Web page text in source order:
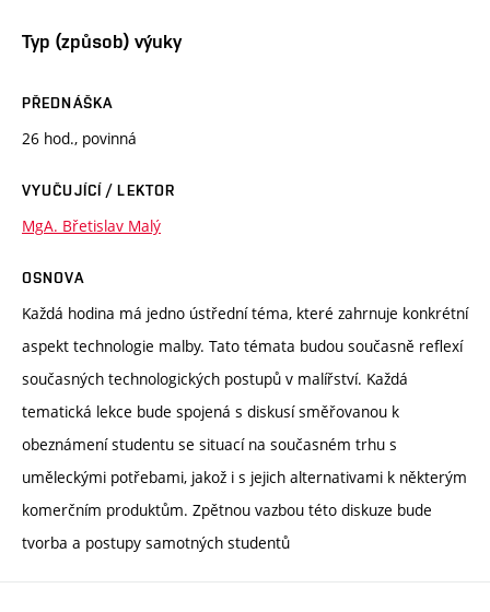
Typ (způsob) výuky
PŘEDNÁŠKA
26 hod., povinná
VYUČUJÍCÍ / LEKTOR
MgA. Břetislav Malý
OSNOVA
Každá hodina má jedno ústřední téma, které zahrnuje konkrétní
aspekt technologie malby. Tato témata budou současně reflexí
současných technologických postupů v malířství. Každá
tematická lekce bude spojená s diskusí směřovanou k
obeznámení studentu se situací na současném trhu s
uměleckými potřebami, jakož i s jejich alternativami k některým
komerčním produktům. Zpětnou vazbou této diskuze bude
tvorba a postupy samotných studentů